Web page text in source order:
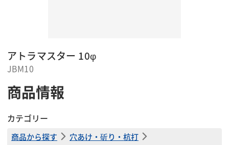
アトラマスター 10φ
JBM10
商品情報
カテゴリー
商品から探す
穴あけ・斫り・杭打